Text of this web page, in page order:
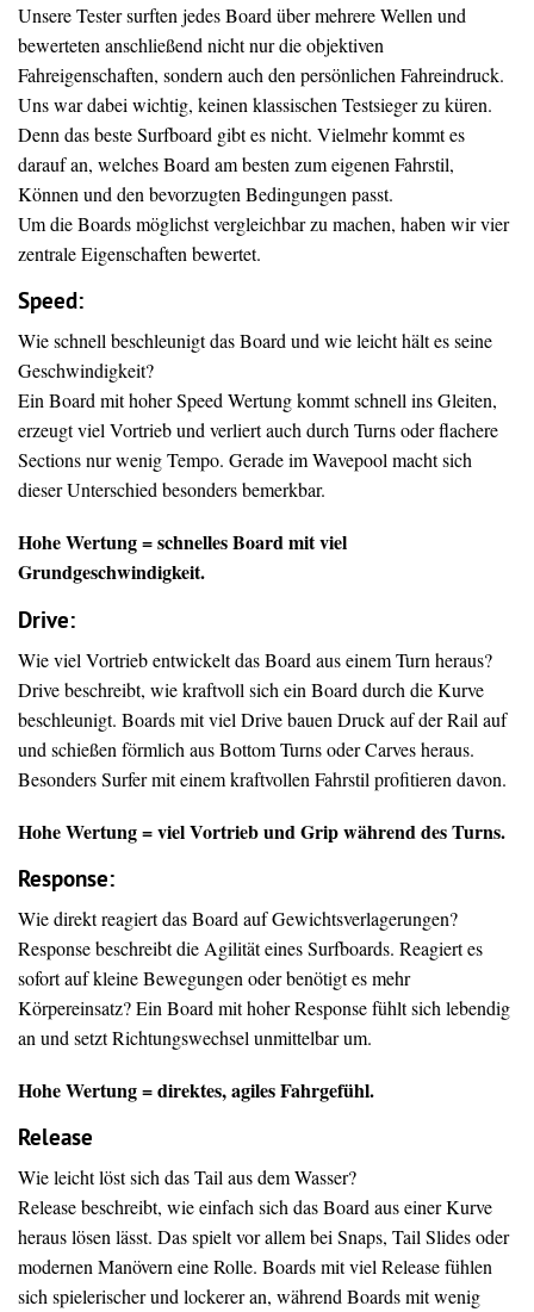
Unsere Tester surften jedes Board über mehrere Wellen und
bewerteten anschließend nicht nur die objektiven
Fahreigenschaften, sondern auch den persönlichen Fahreindruck.
Uns war dabei wichtig, keinen klassischen Testsieger zu küren.
Denn das beste Surfboard gibt es nicht. Vielmehr kommt es
darauf an, welches Board am besten zum eigenen Fahrstil,
Können und den bevorzugten Bedingungen passt.
Um die Boards möglichst vergleichbar zu machen, haben wir vier
zentrale Eigenschaften bewertet.
Speed:
Wie schnell beschleunigt das Board und wie leicht hält es seine
Geschwindigkeit?
Ein Board mit hoher Speed Wertung kommt schnell ins Gleiten,
erzeugt viel Vortrieb und verliert auch durch Turns oder flachere
Sections nur wenig Tempo. Gerade im Wavepool macht sich
dieser Unterschied besonders bemerkbar.
Hohe Wertung = schnelles Board mit viel
Grundgeschwindigkeit.
Drive:
Wie viel Vortrieb entwickelt das Board aus einem Turn heraus?
Drive beschreibt, wie kraftvoll sich ein Board durch die Kurve
beschleunigt. Boards mit viel Drive bauen Druck auf der Rail auf
und schießen förmlich aus Bottom Turns oder Carves heraus.
Besonders Surfer mit einem kraftvollen Fahrstil profitieren davon.
Hohe Wertung = viel Vortrieb und Grip während des Turns.
Response:
Wie direkt reagiert das Board auf Gewichtsverlagerungen?
Response beschreibt die Agilität eines Surfboards. Reagiert es
sofort auf kleine Bewegungen oder benötigt es mehr
Körpereinsatz? Ein Board mit hoher Response fühlt sich lebendig
an und setzt Richtungswechsel unmittelbar um.
Hohe Wertung = direktes, agiles Fahrgefühl.
Release
Wie leicht löst sich das Tail aus dem Wasser?
Release beschreibt, wie einfach sich das Board aus einer Kurve
heraus lösen lässt. Das spielt vor allem bei Snaps, Tail Slides oder
modernen Manövern eine Rolle. Boards mit viel Release fühlen
sich spielerischer und lockerer an, während Boards mit wenig